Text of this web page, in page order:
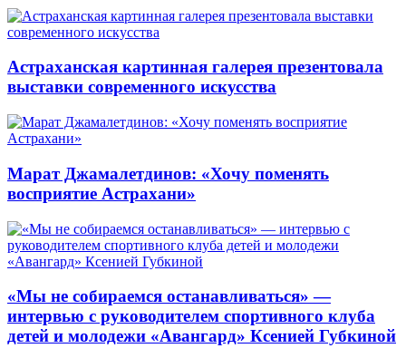
Астраханская картинная галерея презентовала
выставки современного искусства
Марат Джамалетдинов: «Хочу поменять
восприятие Астрахани»
«Мы не собираемся останавливаться» —
интервью с руководителем спортивного клуба
детей и молодежи «Авангард» Ксенией Губкиной